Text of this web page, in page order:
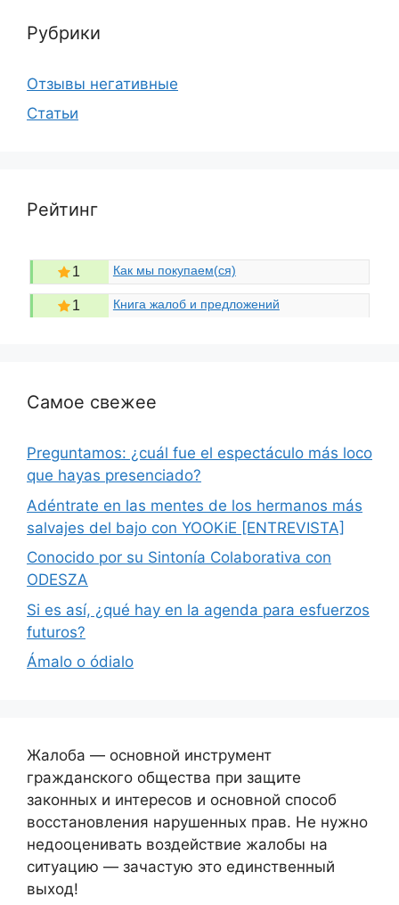
Рубрики
Отзывы негативные
Статьи
Рейтинг
1 Как мы покупаем(ся)
1 Книга жалоб и предложений
Самое свежее
Preguntamos: ¿cuál fue el espectáculo más loco
que hayas presenciado?
Adéntrate en las mentes de los hermanos más
salvajes del bajo con YOOKiE [ENTREVISTA]
Conocido por su Sintonía Colaborativa con
ODESZA
Si es así, ¿qué hay en la agenda para esfuerzos
futuros?
Ámalo o ódialo
Жалоба — основной инструмент
гражданского общества при защите
законных и интересов и основной способ
восстановления нарушенных прав. Не нужно
недооценивать воздействие жалобы на
ситуацию — зачастую это единственный
выход!